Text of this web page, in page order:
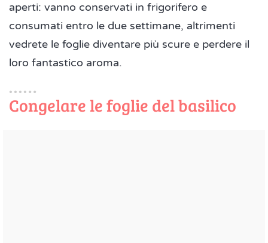
aperti: vanno conservati in frigorifero e
consumati entro le due settimane, altrimenti
vedrete le foglie diventare più scure e perdere il
loro fantastico aroma.
Congelare le foglie del basilico